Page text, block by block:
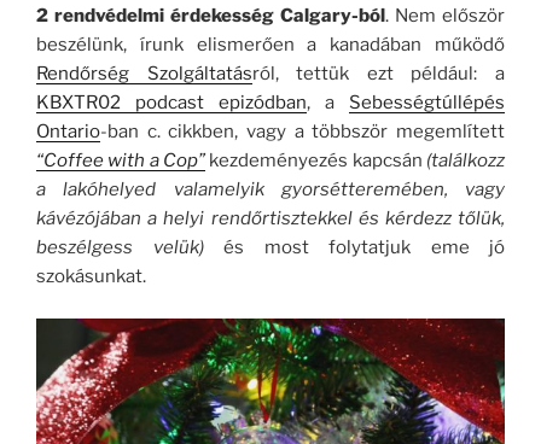
2 rendvédelmi érdekesség Calgary-ból. Nem először
beszélünk, írunk elismerően a kanadában működő
Rendőrség Szolgáltatásról, tettük ezt például: a
KBXTR02 podcast epizódban, a Sebességtúllépés
Ontario-ban c. cikkben, vagy a többször megemlített
“Coffee with a Cop”kezdeményezés kapcsán (találkozz
a lakóhelyed valamelyik gyorsétteremében, vagy
kávézójában a helyi rendőrtisztekkel és kérdezz tőlük,
beszélgess velük)és most folytatjuk eme jó
szokásunkat.